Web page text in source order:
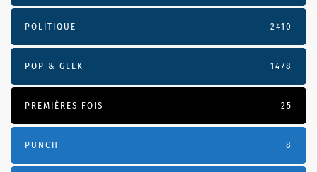
POLITIQUE 2410
POP & GEEK 1478
PREMIÈRES FOIS 25
PUNCH 8